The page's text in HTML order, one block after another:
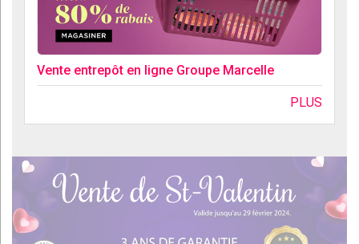
Vente entrepôt en ligne Groupe Marcelle
PLUS